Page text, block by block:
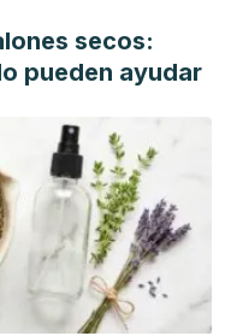
1). Therapeutic
of valuable
Trends in Food
Ltd.
secos:
pueden ayudar